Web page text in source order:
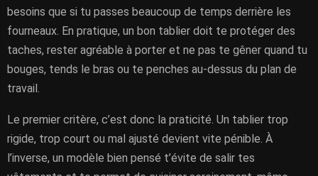
besoins que si tu passes beaucoup de temps derrière les
fourneaux. En pratique, un bon tablier doit te protéger des
taches, rester agréable à porter et ne pas te gêner quand tu
bouges, tends le bras ou te penches au-dessus du plan de
travail.
Le premier critère, c’est donc la praticité. Un tablier trop
rigide, trop court ou mal ajusté devient vite pénible. À
l’inverse, un modèle bien pensé t’évite de salir tes